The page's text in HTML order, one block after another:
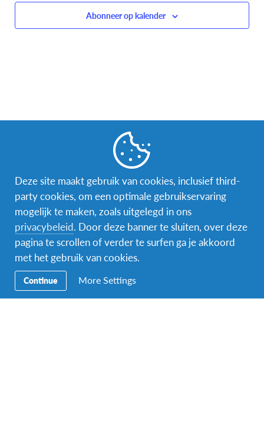
Abonneer op kalender
FacebookInstagramMessenger
Secundaire
Navigatie
Naar het buitenland
Word gastgezin
Deze site maakt gebruik van cookies, inclusief third-
party cookies, om een optimale gebruikservaring
mogelijk te maken, zoals uitgelegd in ons
privacybeleid. Door deze banner te sluiten, over deze
pagina te scrollen of verder te surfen ga je akkoord
met het gebruik van cookies.
Continue More Settings